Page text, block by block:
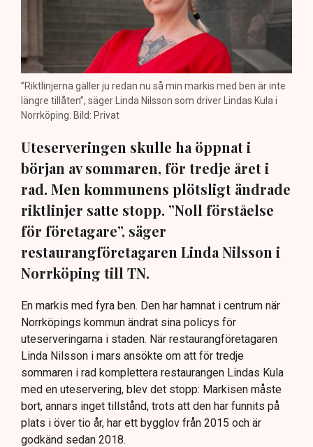
”Riktlinjerna gäller ju redan nu så min markis med ben är inte
längre tillåten”, säger Linda Nilsson som driver Lindas Kula i
Norrköping. Bild: Privat
Uteserveringen skulle ha öppnat i
början av sommaren, för tredje året i
rad. Men kommunens plötsligt ändrade
riktlinjer satte stopp. ”Noll förståelse
för företagare”, säger
restaurangföretagaren Linda Nilsson i
Norrköping till TN.
En markis med fyra ben. Den har hamnat i centrum när
Norrköpings kommun ändrat sina policys för
uteserveringarna i staden. När restaurangföretagaren
Linda Nilsson i mars ansökte om att för tredje
sommaren i rad komplettera restaurangen Lindas Kula
med en uteservering, blev det stopp: Markisen måste
bort, annars inget tillstånd, trots att den har funnits på
plats i över tio år, har ett bygglov från 2015 och är
godkänd sedan 2018.